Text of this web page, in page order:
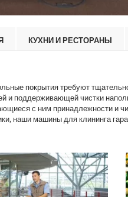
КУХНИ И РЕСТОРАНЫ
покрытия требуют
и поддерживающей чистки
с ним принадлежности и
наши машины для клининга